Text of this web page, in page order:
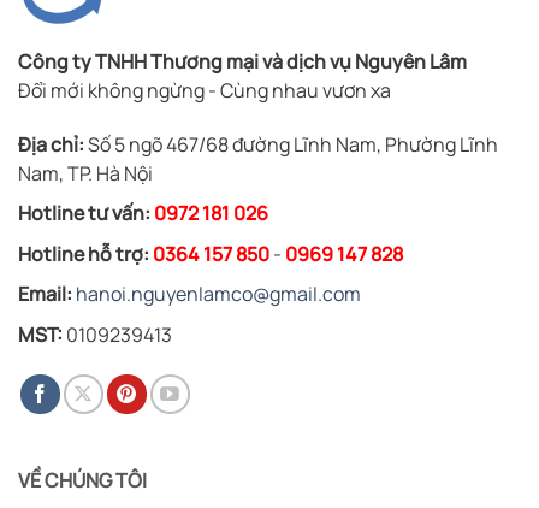
Công ty TNHH Thương mại và dịch vụ Nguyên Lâm
Đổi mới không ngừng - Cùng nhau vươn xa
Địa chỉ:Số 5 ngõ 467/68 đường Lĩnh Nam, Phường Lĩnh
Nam, TP. Hà Nội
Hotline tư vấn: 0972 181 026
Hotline hỗ trợ: 0364 157 850- 0969 147 828
Email: hanoi.nguyenlamco@gmail.com
MST: 0109239413
VỀ CHÚNG TÔI